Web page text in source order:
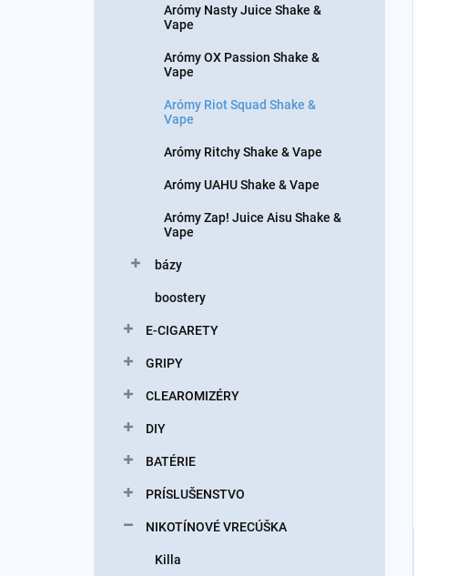
Arómy Nasty Juice Shake &
Vape
Arómy OX Passion Shake &
Vape
Arómy Riot Squad Shake &
Vape
Arómy Ritchy Shake & Vape
Arómy UAHU Shake & Vape
Arómy Zap! Juice Aisu Shake &
Vape
bázy
boostery
E-CIGARETY
GRIPY
CLEAROMIZÉRY
DIY
BATÉRIE
PRÍSLUŠENSTVO
NIKOTÍNOVÉ VRECÚŠKA
Killa